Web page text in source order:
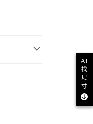
AI
找
尺
寸